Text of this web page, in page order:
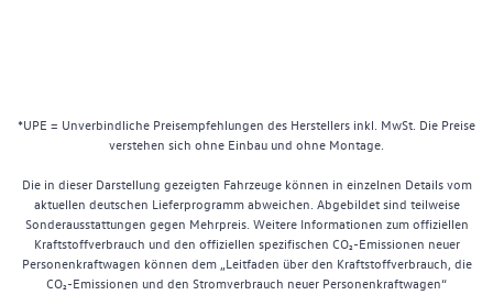
*UPE = Unverbindliche Preisempfehlungen des Herstellers inkl. MwSt. Die Preise
verstehen sich ohne Einbau und ohne Montage.
Die in dieser Darstellung gezeigten Fahrzeuge können in einzelnen Details vom
aktuellen deutschen Lieferprogramm abweichen. Abgebildet sind teilweise
Sonderausstattungen gegen Mehrpreis. Weitere Informationen zum offiziellen
Kraftstoffverbrauch und den offiziellen spezifischen CO₂-Emissionen neuer
Personenkraftwagen können dem „Leitfaden über den Kraftstoffverbrauch, die
CO₂-Emissionen und den Stromverbrauch neuer Personenkraftwagen“